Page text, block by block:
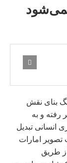
بنای نقش
رفته و به
انسانی تبدیل
امارات
طریق